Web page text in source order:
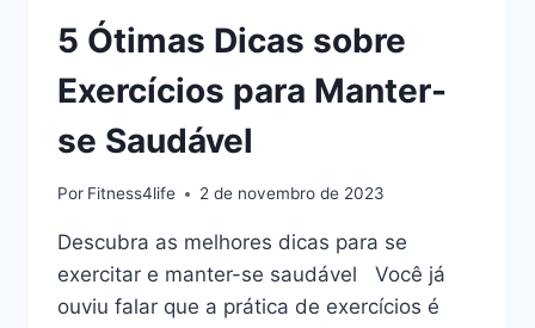
5 Ótimas Dicas sobre
Exercícios para Manter-
se Saudável
Por Fitness4life 2 de novembro de 2023
Descubra as melhores dicas para se
exercitar e manter-se saudável Você já
ouviu falar que a prática de exercícios é